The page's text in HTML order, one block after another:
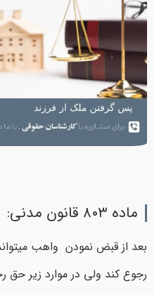
ماده ۸۰۳ قانون مدنی:
بعد از قبض نمودن واهب
رجوع کند ولی در موارد زیر حق